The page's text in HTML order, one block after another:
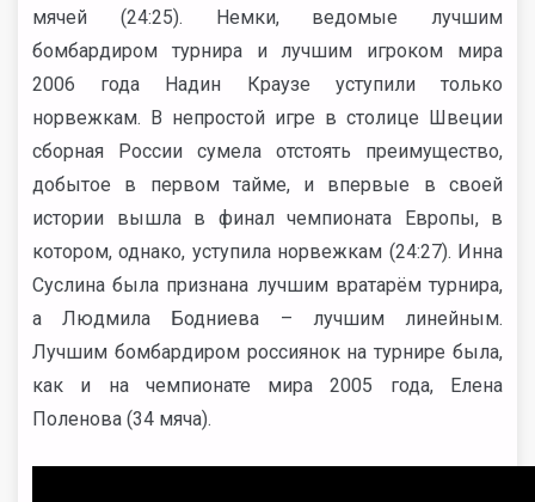
мячей (24:25). Немки, ведомые лучшим
бомбардиром турнира и лучшим игроком мира
2006 года Надин Краузе уступили только
норвежкам. В непростой игре в столице Швеции
сборная России сумела отстоять преимущество,
добытое в первом тайме, и впервые в своей
истории вышла в финал чемпионата Европы, в
котором, однако, уступила норвежкам (24:27). Инна
Суслина была признана лучшим вратарём турнира,
а Людмила Бодниева – лучшим линейным.
Лучшим бомбардиром россиянок на турнире была,
как и на чемпионате мира 2005 года, Елена
Поленова (34 мяча).